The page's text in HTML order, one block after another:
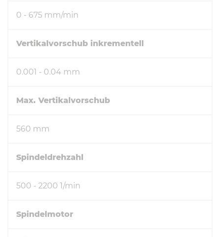
0 - 675 mm/min
Vertikalvorschub inkrementell
0.001 - 0.04 mm
Max. Vertikalvorschub
560 mm
Spindeldrehzahl
500 - 2200 1/min
Spindelmotor